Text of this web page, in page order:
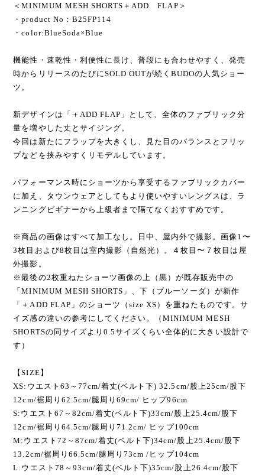
＜MINIMUM MESH SHORTS＋ADD FLAP＞
・product No：B25FP114
・color:BlueSoda×Blue
機能性・速乾性・利便性に長け、普段にも合わせやすく、発売
時からリリースのたびにSOLD OUTが続くBUDOの人気ショー
ツ。
新デザインは「＋ADD FLAP」として、全体のファブリック分
量を増やした丈とサイジング。
今回は新たにフラップを大きくし、見た目のバランスとフリッ
プなどを挟みやすくリモデルしています。
パフォーマンス時にショーツから享受するファブリックカバー
に加え、タウンウェアとしてもより使いやすいレングスは、ラ
ンニングビギナーから上級者まで隔てなくおすすめです。
※商品の画像はすべて加工なし。日中、屋内外で撮影。画像1〜
3枚目および8枚目は室内撮影（自然光）。４枚目〜７枚目は屋
外撮影。
※最後の2枚重ねたショーツ画像の上（黒）が既存販売中の
「MINIMUM MESH SHORTS」、下（ブルーソーダ）が新作
「＋ADD FLAP」のショーツ（size XS）を重ねたものです。サ
イズ感の違いの参考にしてください。（MINIMUM MESH
SHORTSの同サイズより0.5サイズくらい全体的に大きい設計で
す）
【SIZE】
XS:ウエスト63～77cm/着丈(ベルト下) 32.5cm/股上25cm/股下
12cm/裾周り62.5cm/腿周り69cm/ ヒップ96cm
S:ウエスト67～82cm/着丈(ベルト下)33cm/股上25.4cm/股下
12cm/裾周り64.5cm/腿周り71.2cm/ ヒップ100cm
M:ウエスト72～87cm/着丈(ベルト下)34cm/股上25.4cm/股下
13.2cm/裾周り66.5cm/腿周り73cm /ヒップ104cm
L:ウエスト78～93cm/着丈(ベルト下)35cm/股上26.4cm/股下